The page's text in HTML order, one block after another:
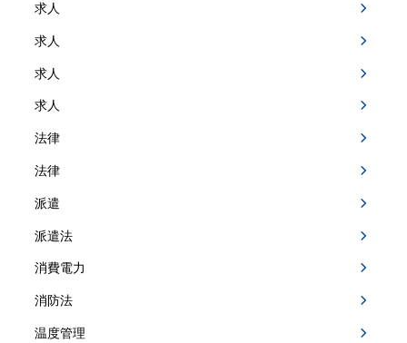
求人
求人
求人
求人
法律
法律
派遣
派遣法
消費電力
消防法
温度管理